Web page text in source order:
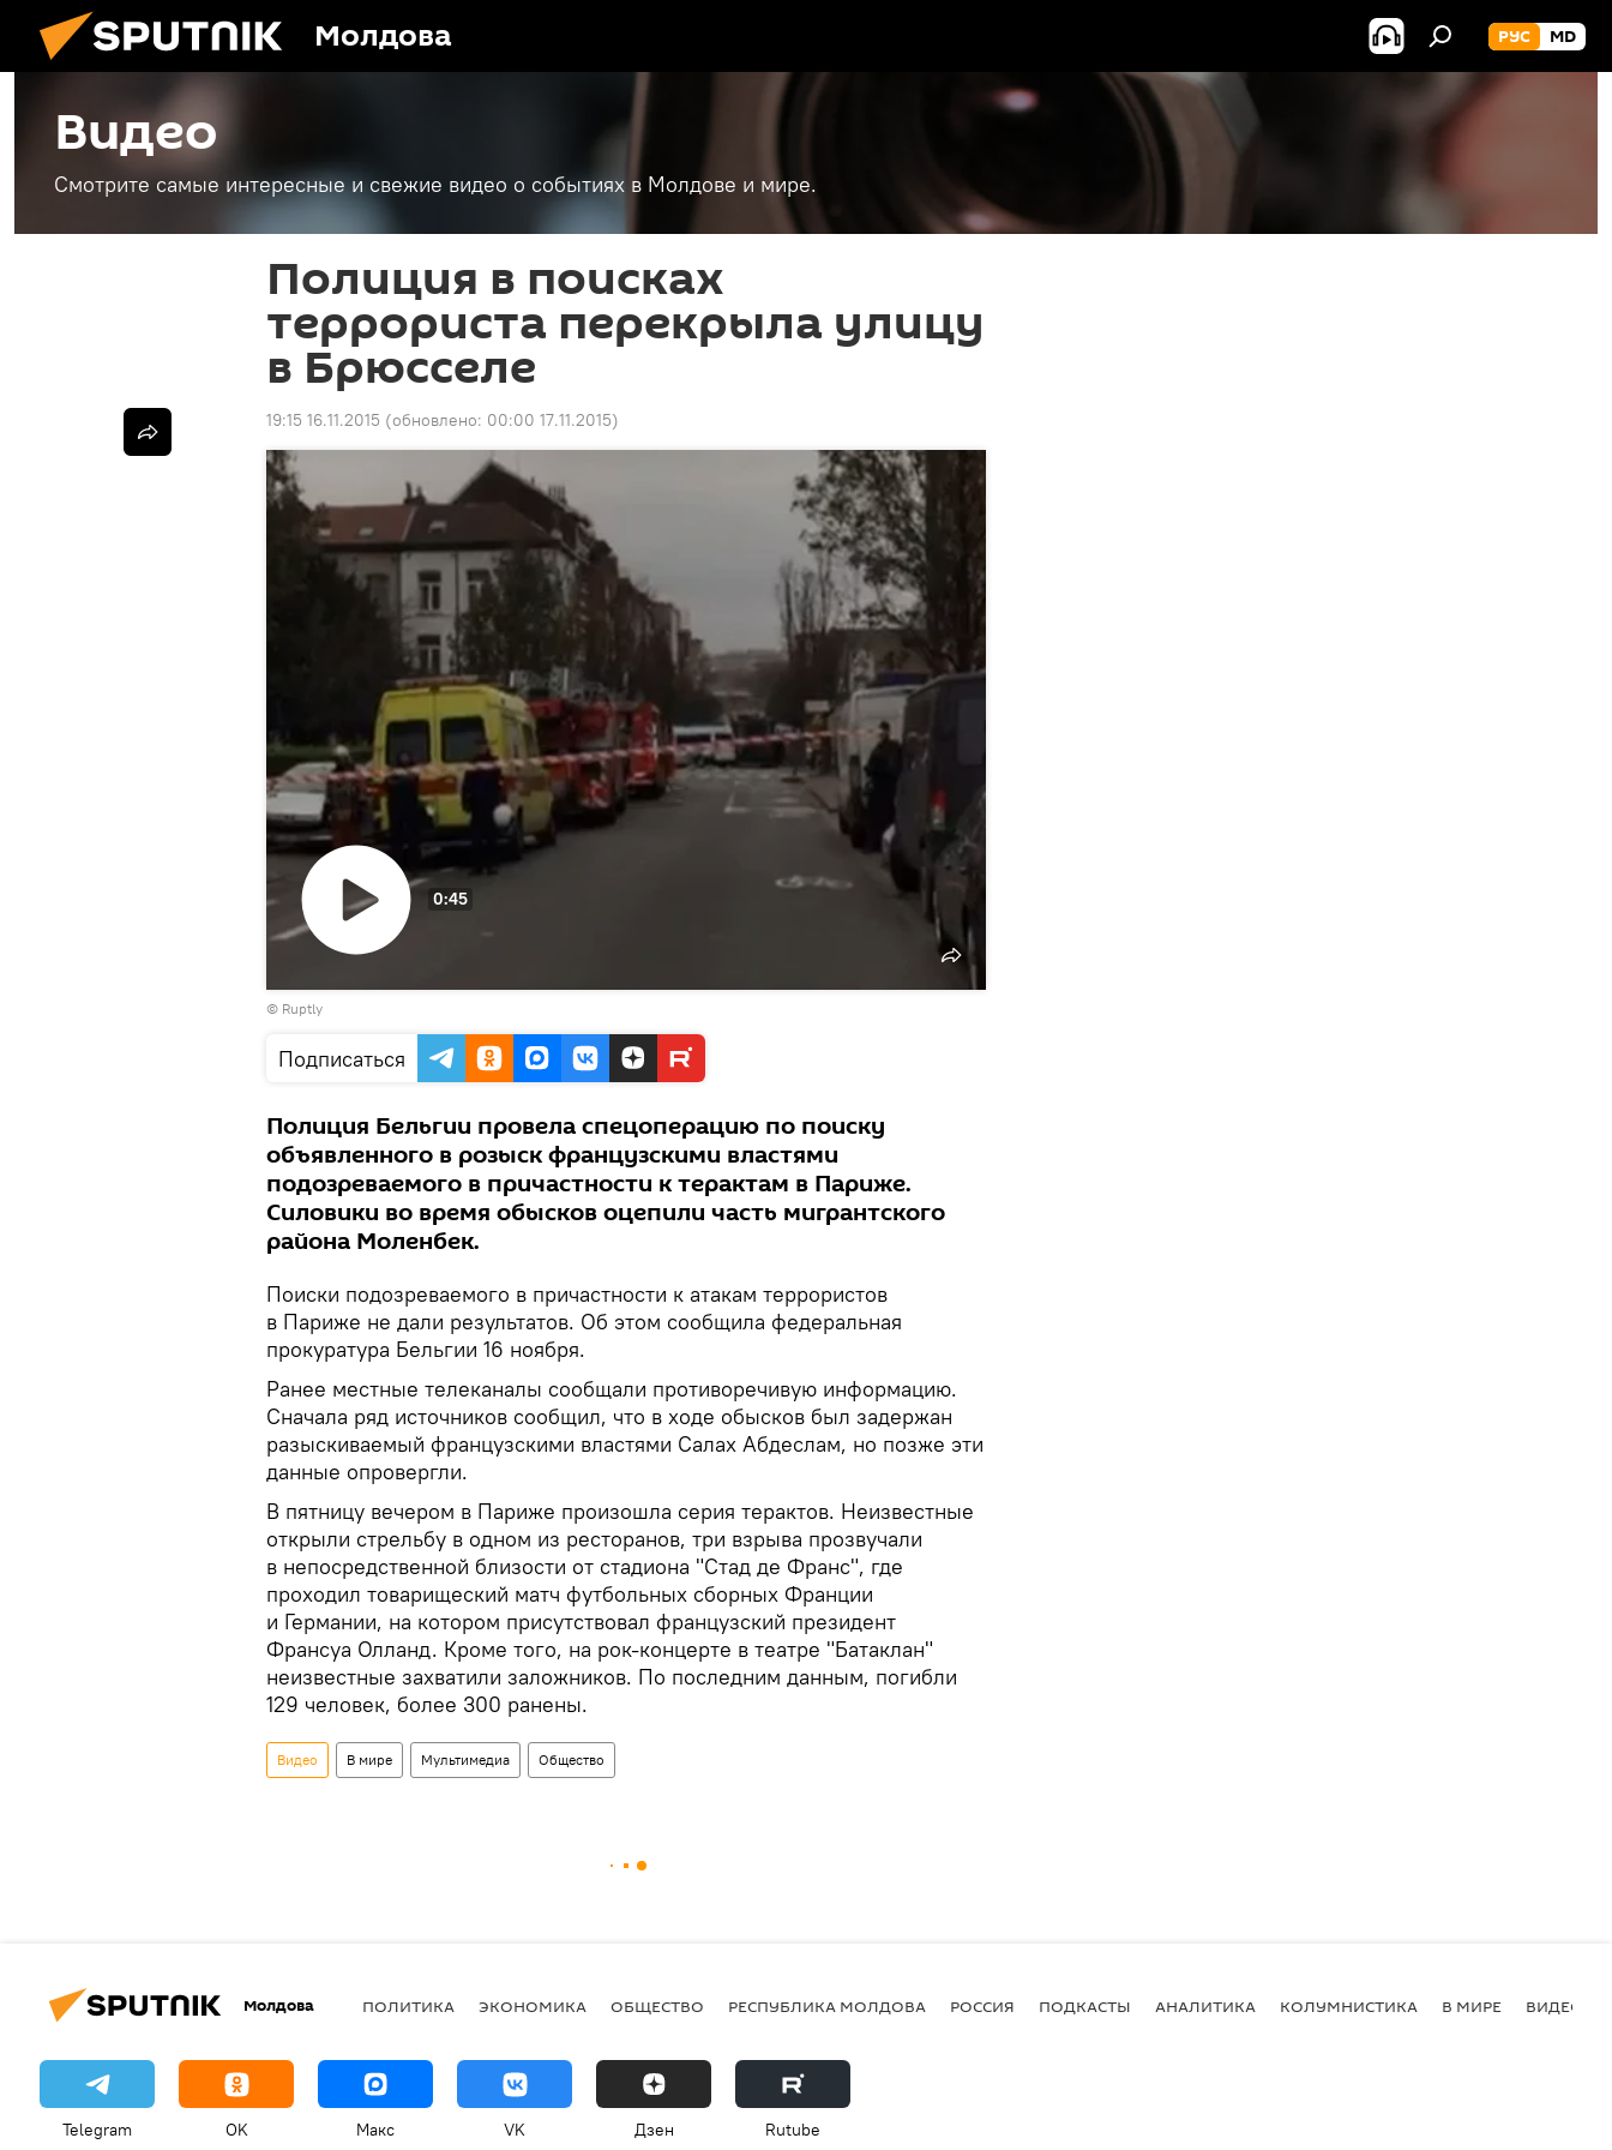
Молдова РУС MD
Видео
Смотрите самые интересные и свежие видео о событиях в Молдове и мире.
Полиция в поисках
террориста перекрыла улицу
в Брюсселе
19:15 16.11.2015 (обновлено: 00:00 17.11.2015)
Воспроизвести
0:45
© Ruptly
Подписаться
Полиция Бельгии провела спецоперацию по поиску
объявленного в розыск французскими властями
подозреваемого в причастности к терактам в Париже.
Силовики во время обысков оцепили часть мигрантского
района Моленбек.
Поиски подозреваемого в причастности к атакам террористов
в Париже не дали результатов. Об этом сообщила федеральная
прокуратура Бельгии 16 ноября.
Ранее местные телеканалы сообщали противоречивую информацию.
Сначала ряд источников сообщил, что в ходе обысков был задержан
разыскиваемый французскими властями Салах Абдеслам, но позже эти
данные опровергли.
В пятницу вечером в Париже произошла серия терактов. Неизвестные
открыли стрельбу в одном из ресторанов, три взрыва прозвучали
в непосредственной близости от стадиона "Стад де Франс", где
проходил товарищеский матч футбольных сборных Франции
и Германии, на котором присутствовал французский президент
Франсуа Олланд. Кроме того, на рок-концерте в театре "Батаклан"
неизвестные захватили заложников. По последним данным, погибли
129 человек, более 300 ранены.
Видео В мире Мультимедиа Общество
Молдова ПОЛИТИКА ЭКОНОМИКА ОБЩЕСТВО РЕСПУБЛИКА МОЛДОВА РОССИЯ ПОДКАСТЫ АНАЛИТИКА КОЛУМНИСТИКА В МИРЕ ВИДЕО
Telegram OK Макс VK Дзен Rutube